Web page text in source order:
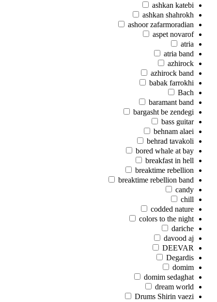
ashkan katebi
ashkan shahrokh
ashoor zafarmoradian
aspet novarof
atria
atria band
azhirock
azhirock band
babak farrokhi
Bach
baramant band
bargasht be zendegi
bass guitar
behnam alaei
behrad tavakoli
bored whale at bay
breakfast in hell
breaktime rebellion
breaktime rebellion band
candy
chill
codded nature
colors to the night
dariche
davood aj
DEEVAR
Degardis
domim
domim sedaghat
dream world
Drums Shirin vaezi